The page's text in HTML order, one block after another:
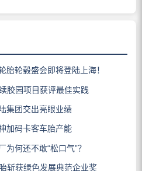
胎轮毂盛会即将登陆上海！
胶园项目获评最佳实践
集团交出亮眼业绩
加码卡客车胎产能
何还不敢“松口气”？
斩获绿色发展典范企业奖